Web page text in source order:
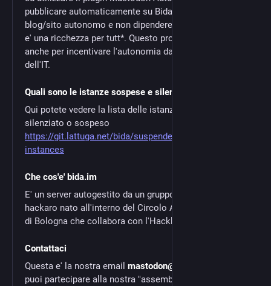
pubblicare automaticamente su Bida. Avere un
blog/sito autonomo e non dipendere solo da facebook
e' una ricchezza per tutt*. Questo progetto nasce
anche per incentivare l'autonomia dalle multinazionali
dell'IT.
Quali sono le istanze sospese e silenziate?
Qui potete vedere la lista delle istanze che abbiamo
silenziato o sospeso
https://git.lattuga.net/bida/suspended-silenced-
instances
Che cos'e' bida.im
E' un server autogestito da un gruppo di lavoro
hackaro nato all'interno del Circolo Anarchico Berneri
di Bologna che collabora con l'HacklabBO.
Contattaci
Questa e' la nostra email mastodon@bida.im
puoi partecipare alla nostra "assemblea virtuale